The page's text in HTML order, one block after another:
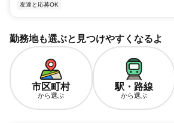
友達と応募OK
勤務地も選ぶと見つけやすくなるよ
市区町村
から選ぶ
駅・路線
から選ぶ